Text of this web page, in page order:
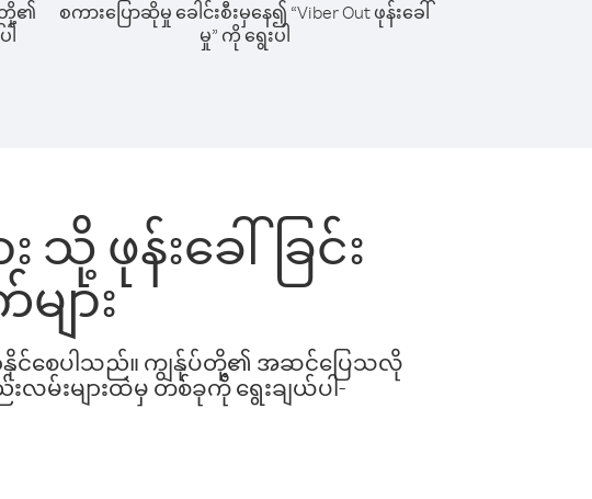
တို့၏
စကားပြောဆိုမှု ခေါင်းစီးမှနေ၍ “Viber Out ဖုန်းခေါ်
မှု” ကို ရွေးပါ
ဖုန်းခေါ်ခြင်း
ျား
ာနိုင်စေပါသည်။ ကျွန်ုပ်တို့၏ အဆင်ပြေသလို
လမ်းများထဲမှ တစ်ခုကို ရွေးချယ်ပါ-